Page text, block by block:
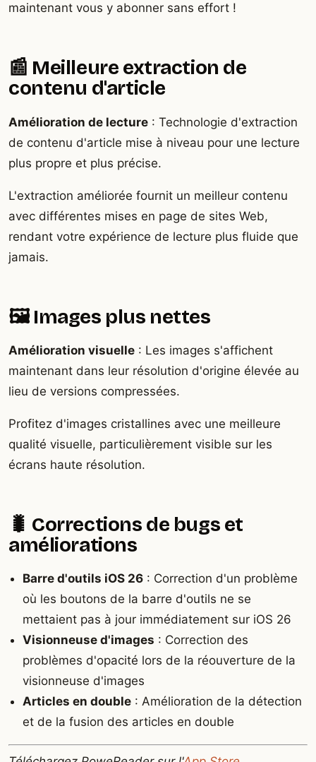
maintenant vous y abonner sans effort !
📰 Meilleure extraction de
contenu d'article
Amélioration de lecture : Technologie d'extraction
de contenu d'article mise à niveau pour une lecture
plus propre et plus précise.
L'extraction améliorée fournit un meilleur contenu
avec différentes mises en page de sites Web,
rendant votre expérience de lecture plus fluide que
jamais.
🖼️ Images plus nettes
Amélioration visuelle : Les images s'affichent
maintenant dans leur résolution d'origine élevée au
lieu de versions compressées.
Profitez d'images cristallines avec une meilleure
qualité visuelle, particulièrement visible sur les
écrans haute résolution.
🐛 Corrections de bugs et
améliorations
Barre d'outils iOS 26 : Correction d'un problème
où les boutons de la barre d'outils ne se
mettaient pas à jour immédiatement sur iOS 26
Visionneuse d'images : Correction des
problèmes d'opacité lors de la réouverture de la
visionneuse d'images
Articles en double : Amélioration de la détection
et de la fusion des articles en double